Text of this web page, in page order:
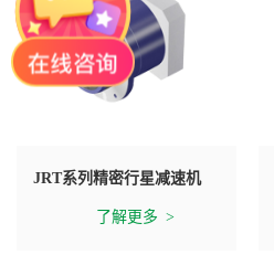
JRT系列精密行星减速机
了解更多